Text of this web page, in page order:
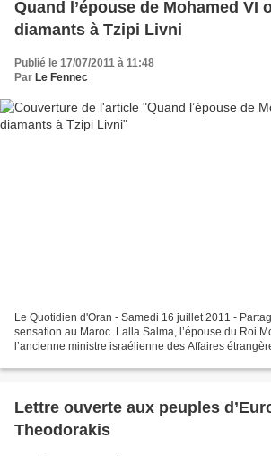
Quand l’épouse de Mohamed VI
diamants à Tzipi Livni
Publié le 17/07/2011 à 11:48
Par Le Fennec
Le Quotidien d'Oran - Samedi 16 juillet 2011 -
sensation au Maroc. Lalla Salma, l’épouse du Roi
l’ancienne ministre israélienne des Affaires
Lettre ouverte aux peuples
Theodorakis